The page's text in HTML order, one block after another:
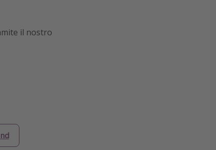
il nostro